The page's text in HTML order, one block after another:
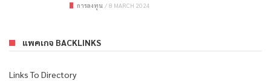
การลงทุน / 8 MARCH 2024
แพคเกจ BACKLINKS
Links To Directory